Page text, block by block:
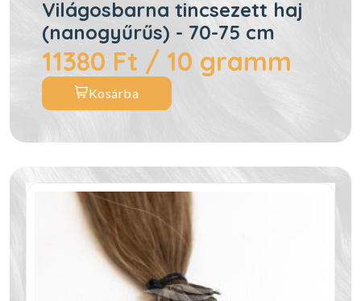
Világosbarna tincsezett haj
(nanogyűrűs) - 70-75 cm
11380 Ft / 10 gramm
Kosárba